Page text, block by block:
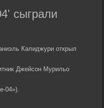
сыграли
Калиджури открыл
Джейсон Мурильо
04»).